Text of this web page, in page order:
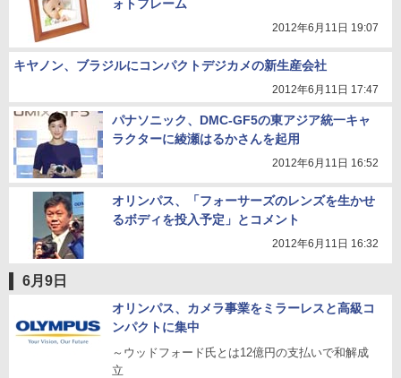
ォトフレーム
2012年6月11日 19:07
キヤノン、ブラジルにコンパクトデジカメの新生産会社
2012年6月11日 17:47
パナソニック、DMC-GF5の東アジア統一キャ
ラクターに綾瀬はるかさんを起用
2012年6月11日 16:52
オリンパス、「フォーサーズのレンズを生かせ
るボディを投入予定」とコメント
2012年6月11日 16:32
6月9日
オリンパス、カメラ事業をミラーレスと高級コ
ンパクトに集中
～ウッドフォード氏とは12億円の支払いで和解成
立